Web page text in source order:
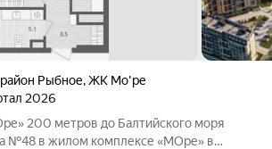
Рыбное,ЖК Мо'ре
2026
моря
№48 в жилом комплексе «МОре» в